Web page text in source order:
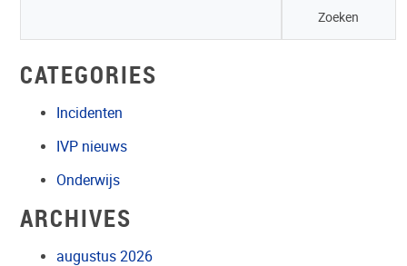
CATEGORIES
Incidenten
IVP nieuws
Onderwijs
ARCHIVES
augustus 2026